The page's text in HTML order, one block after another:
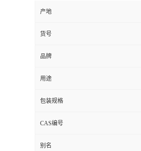
产地
货号
品牌
用途
包装规格
CAS编号
别名